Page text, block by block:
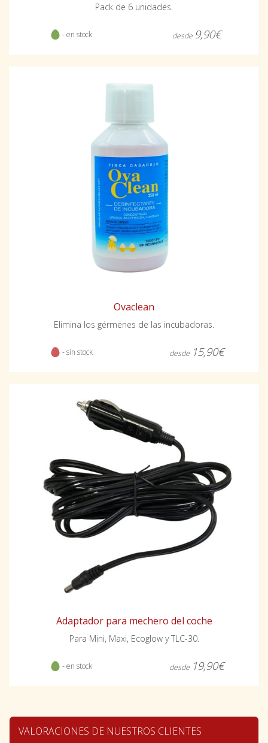
Pack de 6 unidades.
- en stock desde 9,90€
Ovaclean
Elimina los gérmenes de las incubadoras.
- sin stock desde 15,90€
Adaptador para mechero del coche
Para Mini, Maxi, Ecoglow y TLC-30.
- en stock desde 19,90€
VALORACIONES DE NUESTROS CLIENTES